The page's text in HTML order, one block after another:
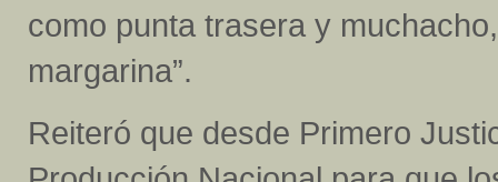
como punta trasera y
margarina”.
Reiteró que desde Primero